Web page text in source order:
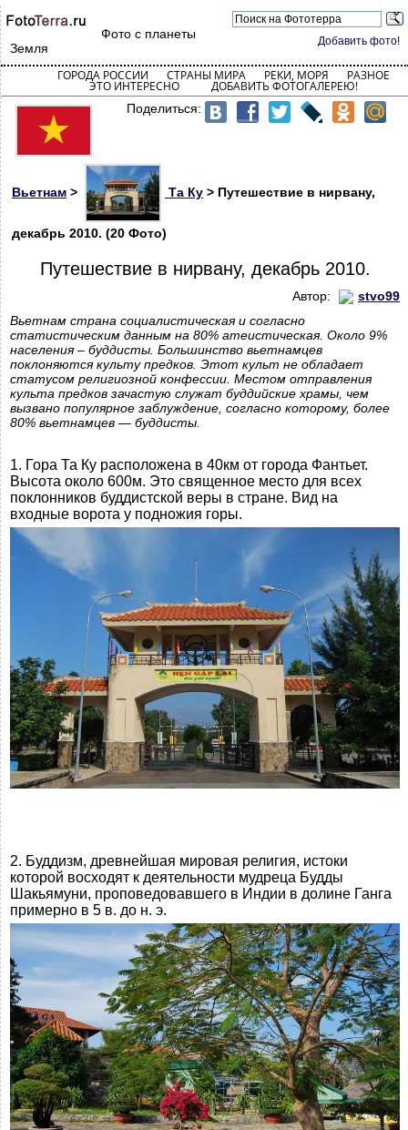
Добавить фото!
Фото с планеты
Земля
ГОРОДА РОССИИ СТРАНЫ МИРА РЕКИ, МОРЯ РАЗНОЕ
ЭТО ИНТЕРЕСНО ДОБАВИТЬ ФОТОГАЛЕРЕЮ!
Поделиться:
Вьетнам > Та Ку > Путешествие в нирвану,
декабрь 2010. (20 Фото)
Путешествие в нирвану, декабрь 2010.
Автор:
stvo99
Вьетнам страна социалистическая и согласно
статистическим данным на 80% атеистическая. Около 9%
населения – буддисты. Большинство вьетнамцев
поклоняются культу предков. Этот культ не обладает
статусом религиозной конфессии. Местом отправления
культа предков зачастую служат буддийские храмы, чем
вызвано популярное заблуждение, согласно которому, более
80% вьетнамцев — буддисты.
1. Гора Та Ку расположена в 40км от города Фантьет.
Высота около 600м. Это священное место для всех
поклонников буддистской веры в стране. Вид на
входные ворота у подножия горы.
2. Буддизм, древнейшая мировая религия, истоки
которой восходят к деятельности мудреца Будды
Шакьямуни, проповедовавшего в Индии в долине Ганга
примерно в 5 в. до н. э.